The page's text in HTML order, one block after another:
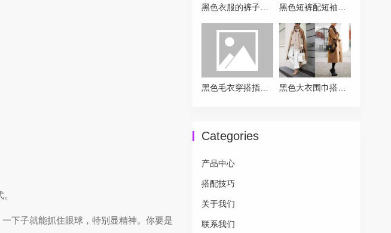
下子就能抓住眼球，特别显精神。你要是
Categories
产品中心
搭配技巧
关于我们
联系我们